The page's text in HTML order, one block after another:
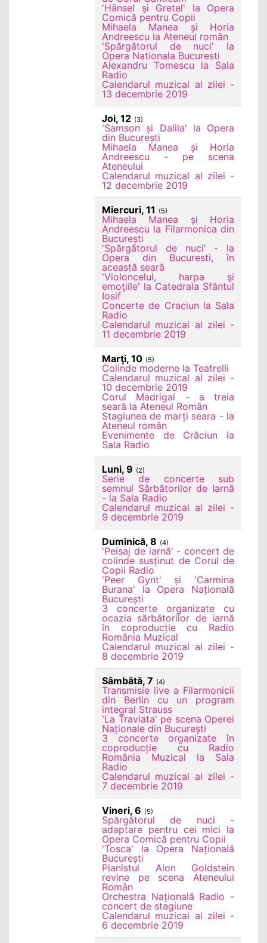
'Hänsel și Gretel' la Opera
Comică pentru Copii
Mihaela Manea și Horia
Andreescu la Ateneul român
'Spărgătorul de nuci' la
Opera Nationala Bucuresti
Alexandru Tomescu la Sala
Radio
Calendarul muzical al zilei -
13 decembrie 2019
Joi, 12 (3)
'Samson și Dalila' la Opera
din București
Mihaela Manea și Horia
Andreescu - pe scena
Ateneului
Calendarul muzical al zilei -
12 decembrie 2019
Miercuri, 11 (5)
Mihaela Manea și Horia
Andreescu la Filarmonica din
București
'Spărgătorul de nuci' - la
Opera din Bucuresti, în
această seară
'Violoncelul, harpa şi
emoţiile' la Catedrala Sfântul
Iosif
Concerte de Craciun la Sala
Radio
Calendarul muzical al zilei -
11 decembrie 2019
Marţi, 10 (5)
Colinde moderne la Teatrelli
Calendarul muzical al zilei -
10 decembrie 2019
Corul Madrigal - a treia
seară la Ateneul Român
Stagiunea de marți seara - la
Ateneul român
Evenimente de Crăciun la
Sala Radio
Luni, 9 (2)
Serie de concerte sub
semnul Sărbătorilor de Iarnă
- la Sala Radio
Calendarul muzical al zilei -
9 decembrie 2019
Duminică, 8 (4)
'Peisaj de iarnă' - concert de
colinde susținut de Corul de
Copii Radio
'Peer Gynt' și 'Carmina
Burana' la Opera Națională
București
3 concerte organizate cu
ocazia sărbătorilor de iarnă
în coproducție cu Radio
România Muzical
Calendarul muzical al zilei -
8 decembrie 2019
Sâmbătă, 7 (4)
Transmisie live a Filarmonicii
din Berlin cu un program
integral Strauss
'La Traviata' pe scena Operei
Naționale din București
3 concerte organizate în
coproducție cu Radio
România Muzical la Sala
Radio
Calendarul muzical al zilei -
7 decembrie 2019
Vineri, 6 (5)
Spărgătorul de nuci -
adaptare pentru cei mici la
Opera Comică pentru Copii
'Tosca' la Opera Națională
București
Pianistul Alon Goldstein
revine pe scena Ateneului
Român
Orchestra Națională Radio -
concert de stagiune
Calendarul muzical al zilei -
6 decembrie 2019